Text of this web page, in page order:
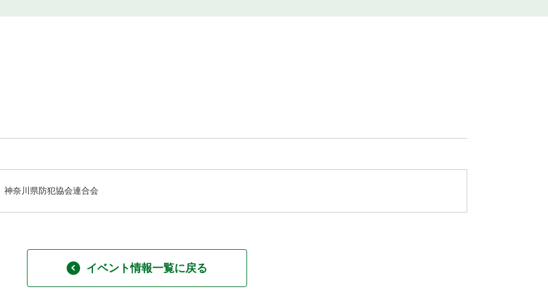
神奈川県防犯協会連合会
イベント情報一覧に戻る